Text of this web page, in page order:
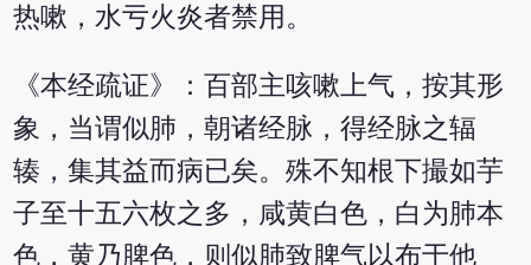
热嗽，水亏火炎者禁用。
《本经疏证》：百部主咳嗽上气，按其形
象，当谓似肺，朝诸经脉，得经脉之辐
辏，集其益而病已矣。殊不知根下撮如芋
子至十五六枚之多，咸黄白色，白为肺本
色，黄乃脾色，则似肺致脾气以布于他